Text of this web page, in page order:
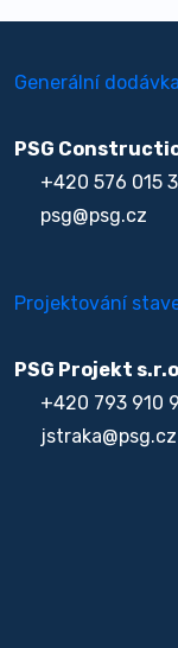
Generální
PSG
+420 576 015
psg@psg.cz
Projektování
PSG Projekt
+420 793 910
jstraka@psg.cz